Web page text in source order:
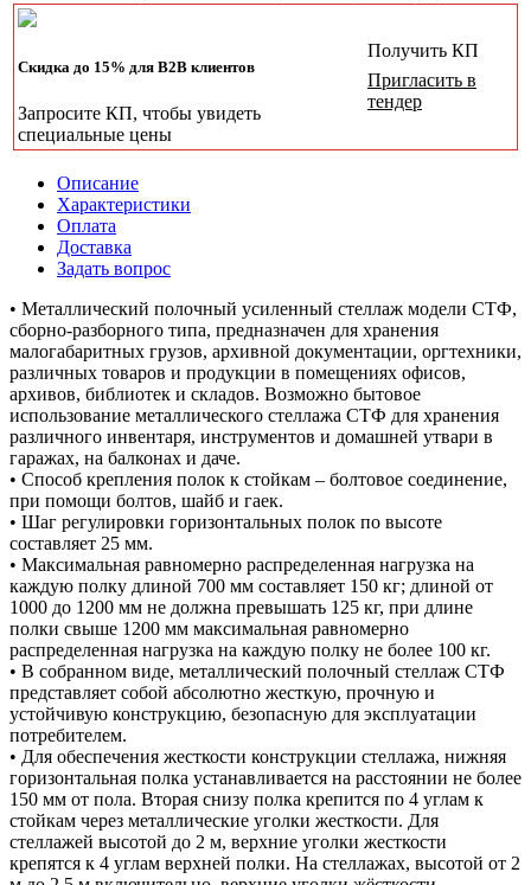
Скидка до 15% для B2B клиентов
Запросите КП, чтобы увидеть
специальные цены
Получить КП
Пригласить в
тендер
Описание
Характеристики
Оплата
Доставка
Задать вопрос
• Металлический полочный усиленный стеллаж модели СТФ,
сборно-разборного типа, предназначен для хранения
малогабаритных грузов, архивной документации, оргтехники,
различных товаров и продукции в помещениях офисов,
архивов, библиотек и складов. Возможно бытовое
использование металлического стеллажа СТФ для хранения
различного инвентаря, инструментов и домашней утвари в
гаражах, на балконах и даче.
• Способ крепления полок к стойкам – болтовое соединение,
при помощи болтов, шайб и гаек.
• Шаг регулировки горизонтальных полок по высоте
составляет 25 мм.
• Максимальная равномерно распределенная нагрузка на
каждую полку длиной 700 мм составляет 150 кг; длиной от
1000 до 1200 мм не должна превышать 125 кг, при длине
полки свыше 1200 мм максимальная равномерно
распределенная нагрузка на каждую полку не более 100 кг.
• В собранном виде, металлический полочный стеллаж СТФ
представляет собой абсолютно жесткую, прочную и
устойчивую конструкцию, безопасную для эксплуатации
потребителем.
• Для обеспечения жесткости конструкции стеллажа, нижняя
горизонтальная полка устанавливается на расстоянии не более
150 мм от пола. Вторая снизу полка крепится по 4 углам к
стойкам через металлические уголки жесткости. Для
стеллажей высотой до 2 м, верхние уголки жесткости
крепятся к 4 углам верхней полки. На стеллажах, высотой от 2